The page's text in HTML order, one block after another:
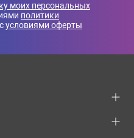
моих персональных
политики
условиями оферты